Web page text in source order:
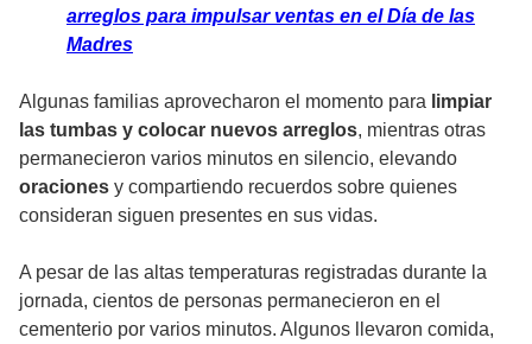
arreglos para impulsar ventas en el Día de las
Madres
Algunas familias aprovecharon el momento para limpiar
las tumbas y colocar nuevos arreglos, mientras otras
permanecieron varios minutos en silencio, elevando
oraciones y compartiendo recuerdos sobre quienes
consideran siguen presentes en sus vidas.
A pesar de las altas temperaturas registradas durante la
jornada, cientos de personas permanecieron en el
cementerio por varios minutos. Algunos llevaron comida,